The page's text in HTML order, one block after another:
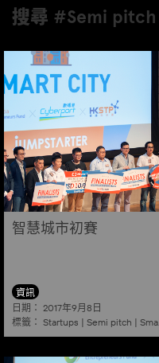
搜尋 #Semi pitch
智慧城市初賽
資訊
日期： 2017年9月8日
標籤： Startups | Semi pitch | Smart city